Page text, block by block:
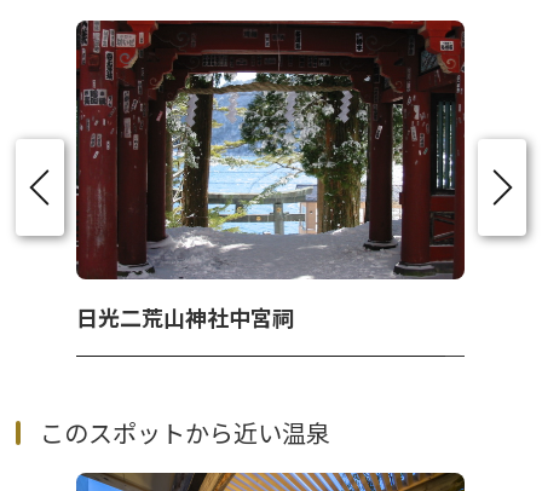
日光二荒山神社中宮祠
このスポットから近い温泉